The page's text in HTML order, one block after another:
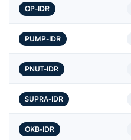
OP-IDR
PUMP-IDR
PNUT-IDR
SUPRA-IDR
OKB-IDR